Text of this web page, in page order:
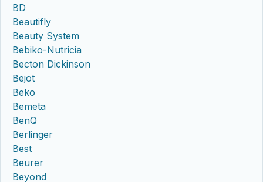
BD
Beautifly
Beauty System
Bebiko-Nutricia
Becton Dickinson
Bejot
Beko
Bemeta
BenQ
Berlinger
Best
Beurer
Beyond